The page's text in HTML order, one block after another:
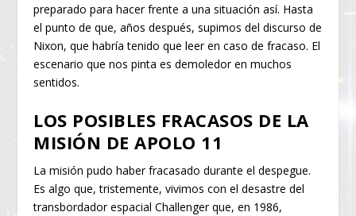
preparado para hacer frente a una situación así. Hasta
el punto de que, años después, supimos del discurso de
Nixon, que habría tenido que leer en caso de fracaso. El
escenario que nos pinta es demoledor en muchos
sentidos.
LOS POSIBLES FRACASOS DE LA
MISIÓN DE APOLO 11
La misión pudo haber fracasado durante el despegue.
Es algo que, tristemente, vivimos con el desastre del
transbordador espacial Challenger que, en 1986,